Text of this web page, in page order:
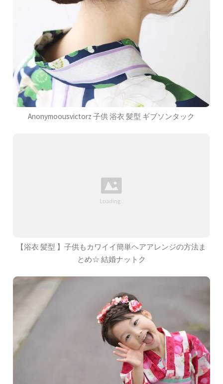
Anonymoousvictorz 子供 浴衣 髪型 ギブソンタック
【浴衣 髪型 】子供もカワイイ簡単ヘアアレンジの方法ま
とめ☆ 結婚ナットク